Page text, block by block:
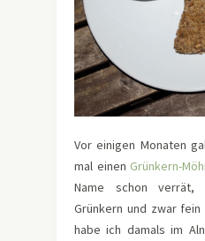
Vor einigen Monaten
mal einen Grünkern-
Name schon verrät,
Grünkern und zwar
habe ich damals im